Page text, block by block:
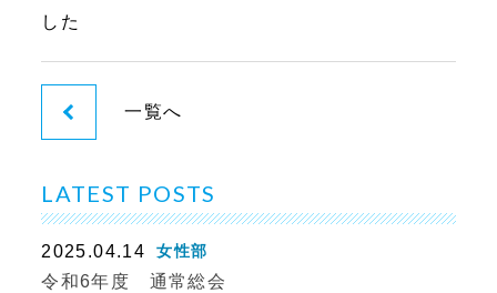
した
一覧へ
LATEST POSTS
2025.04.14 女性部
令和6年度 通常総会